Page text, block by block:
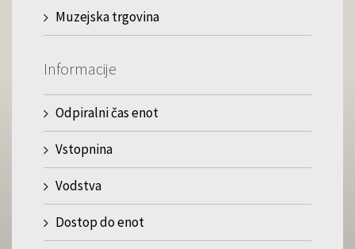
Muzejska trgovina
Informacije
Odpiralni čas enot
Vstopnina
Vodstva
Dostop do enot